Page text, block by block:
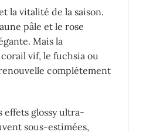
la vitalité de la saison.
pâle et le rose
Mais la
vif, le fuchsia ou
complètement
effets glossy ultra-
sous-estimées,